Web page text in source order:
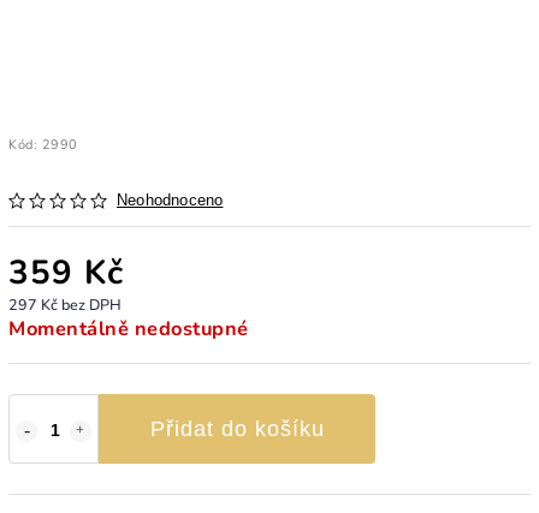
Kód: 2990
Neohodnoceno
359 Kč
297 Kč bez DPH
Momentálně nedostupné
Přidat do košíku